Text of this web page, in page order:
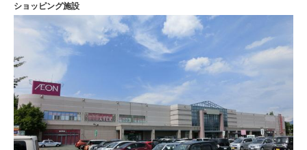
ショッピング施設